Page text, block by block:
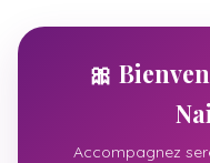
🎀
Accompagnez